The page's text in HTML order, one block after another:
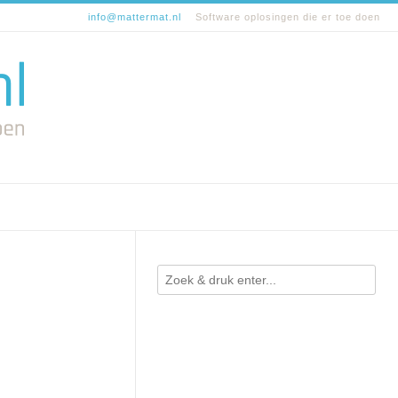
info@mattermat.nl Software oplosingen die er toe doen